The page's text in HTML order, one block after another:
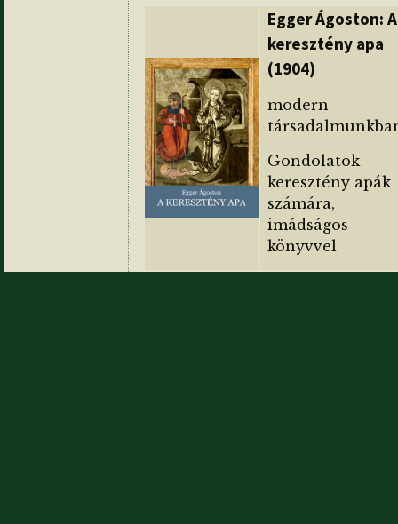
Egger Ágoston: A
keresztény apa
(1904)
modern
Gondolatok
keresztény apák
számára,
imádságos
könyvvel